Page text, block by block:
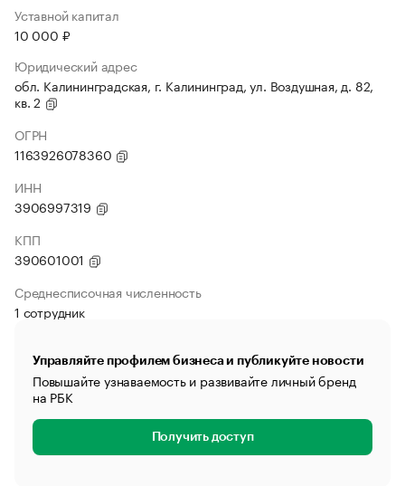
Уставной капитал
10 000 ₽
Юридический адрес
обл. Калининградская, г. Калининград, ул. Воздушная, д. 82,
кв. 2
ОГРН
1163926078360
ИНН
3906997319
КПП
390601001
Среднесписочная численность
1 сотрудник
Управляйте профилем бизнеса и публикуйте новости
Повышайте узнаваемость и развивайте личный бренд
на РБК
Получить доступ